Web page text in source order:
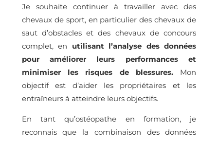
Je souhaite continuer à travailler avec des
chevaux de sport, en particulier des chevaux de
saut d’obstacles et des chevaux de concours
complet, en utilisant l’analyse des données
pour améliorer leurs performances et
minimiser les risques de blessures.Mon
objectif est d’aider les propriétaires et les
entraîneurs à atteindre leurs objectifs.
En tant qu’ostéopathe en formation, je
reconnais que la combinaison des données